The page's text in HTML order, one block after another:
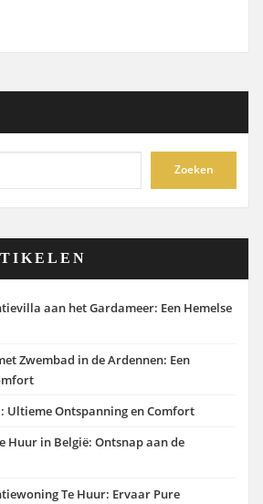
Zoeken
aan het Gardameer: Een Hemelse
Zwembad in de Ardennen: Een
Ultieme Ontspanning en Comfort
Huur in België: Ontsnap aan de
Te Huur: Ervaar Pure